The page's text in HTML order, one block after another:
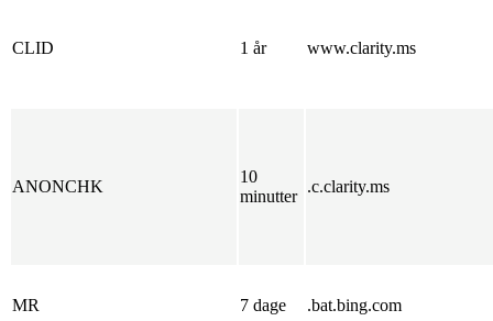
CLID 1 år www.clarity.ms
ANONCHK
10
minutter
.c.clarity.ms
MR 7 dage .bat.bing.com